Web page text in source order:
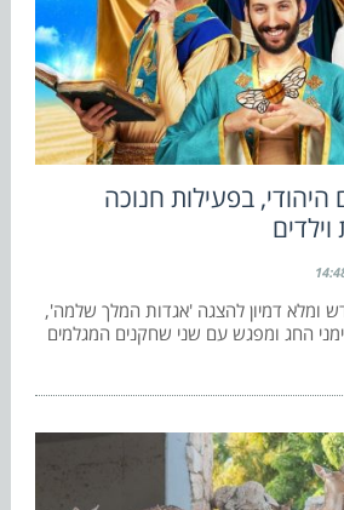
היהודי, בפעילות חנוכה
ומלא דמיון להצגה 'אגדות המלך שלמה',
החג ומפגש עם שני שחקנים המגלמים